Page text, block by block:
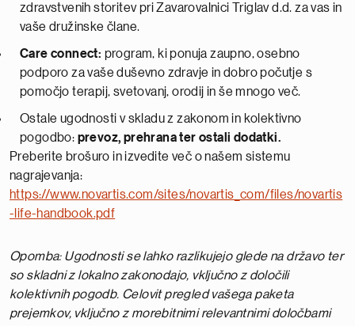
zdravstvenih storitev pri Zavarovalnici Triglav d.d. za vas in
vaše družinske člane.
Care connect: program, ki ponuja zaupno, osebno
podporo za vaše duševno zdravje in dobro počutje s
pomočjo terapij, svetovanj, orodij in še mnogo več.
Ostale ugodnosti v skladu z zakonom in kolektivno
pogodbo: prevoz, prehrana ter ostali dodatki.
Preberite brošuro in izvedite več o našem sistemu
nagrajevanja:
https://www.novartis.com/sites/novartis_com/files/novartis
-life-handbook.pdf
Opomba: Ugodnosti se lahko razlikujejo glede na državo ter
so skladni z lokalno zakonodajo, vključno z določili
kolektivnih pogodb. Celovit pregled vašega paketa
prejemkov, vključno z morebitnimi relevantnimi določbami